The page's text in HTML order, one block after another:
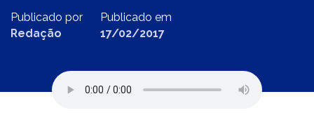
Publicado por
Redação
Publicado em
17/02/2017